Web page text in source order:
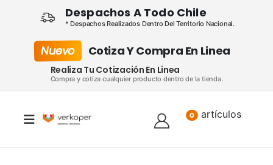
Despachos A Todo Chile
* Despachos Realizados Dentro Del Territorio Nacional.
Nuevo Cotiza Y Compra En Linea
Realiza Tu Cotización En Linea
Compra y cotiza cualquier producto dentro de la tienda.
0 artículos